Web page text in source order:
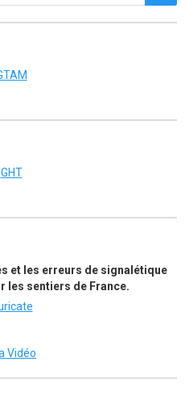
et les erreurs de signalétique
les sentiers de France.
Vidéo